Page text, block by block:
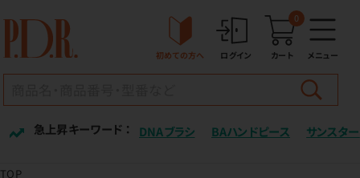
初めての方へ ログイン カート
0
メニュー
急上昇キーワード ： DNAブラシ BAハンドピース サンスター
TOP